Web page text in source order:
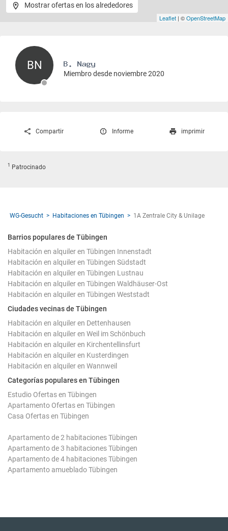
Leaflet | ©OpenStreetMap
Mostrar ofertas en los alrededores
BN
Miembro desde noviembre 2020
Compartir Informe imprimir
1 Patrocinado
WG-Gesucht Habitaciones en Tübingen 1A Zentrale City & Unilage
Barrios populares de Tübingen
Habitación en alquiler en Tübingen Innenstadt
Habitación en alquiler en Tübingen Südstadt
Habitación en alquiler en Tübingen Lustnau
Habitación en alquiler en Tübingen Waldhäuser-Ost
Habitación en alquiler en Tübingen Weststadt
Ciudades vecinas de Tübingen
Habitación en alquiler en Dettenhausen
Habitación en alquiler en Weil im Schönbuch
Habitación en alquiler en Kirchentellinsfurt
Habitación en alquiler en Kusterdingen
Habitación en alquiler en Wannweil
Categorías populares en Tübingen
Estudio Ofertas en Tübingen
Apartamento Ofertas en Tübingen
Casa Ofertas en Tübingen
Apartamento de 2 habitaciones Tübingen
Apartamento de 3 habitaciones Tübingen
Apartamento de 4 habitaciones Tübingen
Apartamento amueblado Tübingen